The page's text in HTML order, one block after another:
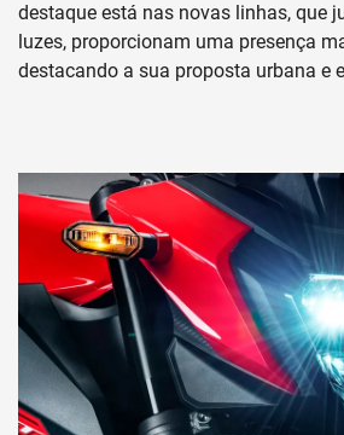
destaque está nas novas linhas, que
luzes, proporcionam uma presença
destacando a sua proposta urbana e